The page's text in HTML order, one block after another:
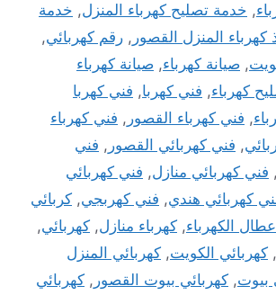
, خدمة تصليح كهرباء المنزل, خدمة
كهرباء المنزل القصور , رقم كهربائي,
, صيانة كهرباء, صيانة كهرباء
كهرباء, فني كهربا, فني كهربا
, فني كهرباء القصور , فني كهرباء
, فني كهربائي القصور , فني
, فني كهربائي منازل, فني كهربائي
كهربائي هندي, فني كهربجي, كربائي
الكهرباء, كهرباء منازل, كهربائي,
, كهربائي الكويت, كهربائي المنزل
بيوت, كهربائي بيوت القصور , كهربائي